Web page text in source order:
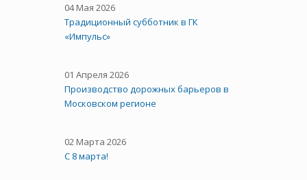
04 Мая 2026
Традиционный субботник в ГК
«Импульс»
01 Апреля 2026
Производство дорожных барьеров в
Московском регионе
02 Марта 2026
С 8 марта!